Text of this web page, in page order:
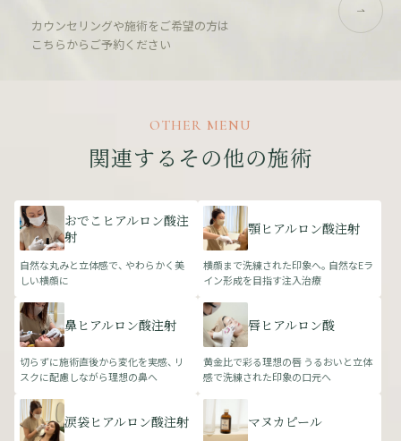
カウンセリングや施術をご希望の方は
こちらからご予約ください
OTHER MENU
関連するその他の施術
おでこヒアルロン酸注
射
自然な丸みと立体感で、 やわらかく美
しい横顔に
顎ヒアルロン酸注射
横顔まで洗練された印象へ。 自然なEラ
イン形成を目指す注入治療
鼻ヒアルロン酸注射
切らずに施術直後から変化を実感、 リ
スクに配慮しながら理想の鼻へ
唇ヒアルロン酸
黄金比で彩る理想の唇 うるおいと立体
感で洗練された印象の口元へ
涙袋ヒアルロン酸注射 マヌカピール